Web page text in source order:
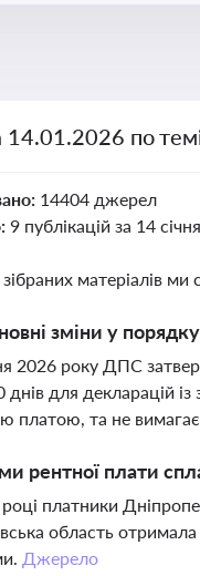
14.01.2026 по
14404 джерел
9 публікацій за 14 січня
матеріалів ми
зміни у
2026 року ДПС
днів для декларацій
платою, та не вимагає
рентної плати
платники
область
Джерело